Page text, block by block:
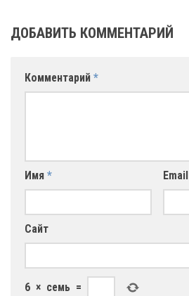
ДОБАВИТЬ КОММЕНТАРИЙ
Комментарий *
Имя * Email
Сайт
6 × семь =